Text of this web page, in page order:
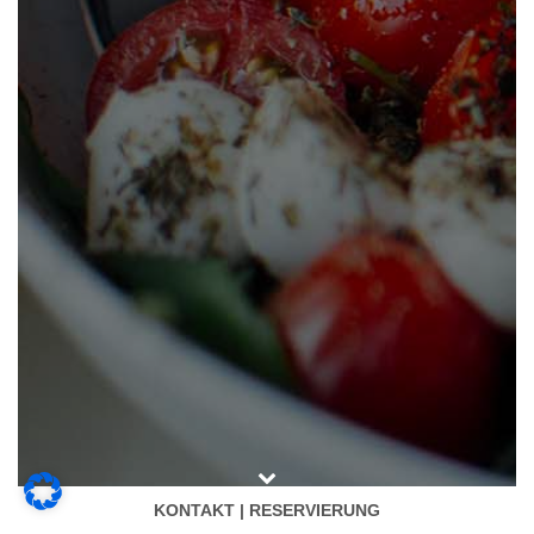
KONTAKT | RESERVIERUNG